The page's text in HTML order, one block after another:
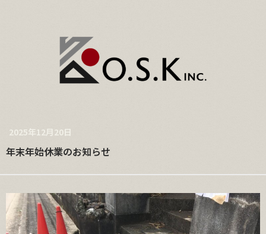
2025年12月20日
年末年始休業のお知らせ